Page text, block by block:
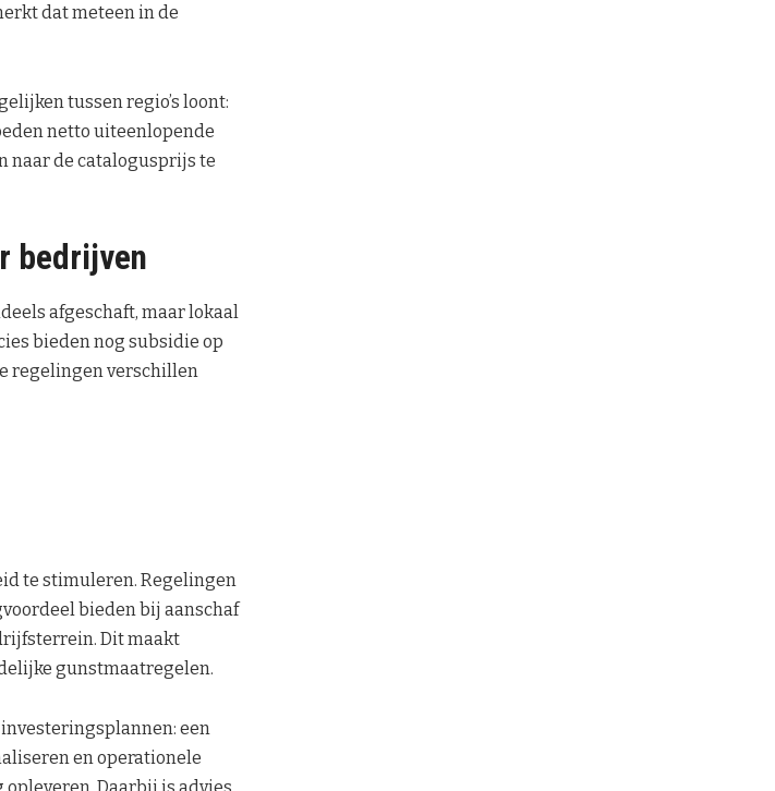
dat meteen in de
tussen regio’s loont:
netto uiteenlopende
naar de catalogusprijs te
bedrijven
afgeschaft, maar lokaal
bieden nog subsidie op
regelingen verschillen
te stimuleren. Regelingen
bieden bij aanschaf
Dit maakt
gunstmaatregelen.
een
en operationele